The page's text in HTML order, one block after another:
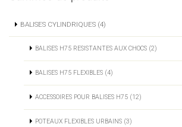
BALISES CYLINDRIQUES (4)
BALISES H75 RESISTANTES AUX CHOCS (2)
BALISES H75 FLEXIBLES (4)
ACCESSOIRES POUR BALISES H75 (12)
POTEAUX FLEXIBLES URBAINS (3)